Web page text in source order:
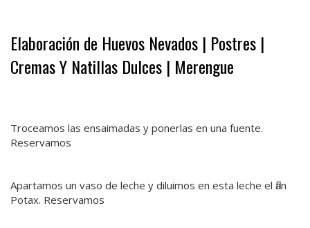
Elaboración de Huevos Nevados | Postres |
Cremas Y Natillas Dulces | Merengue
Troceamos las ensaimadas y ponerlas en una fuente.
Reservamos
Apartamos un vaso de leche y diluimos en esta leche el flan
Potax. Reservamos